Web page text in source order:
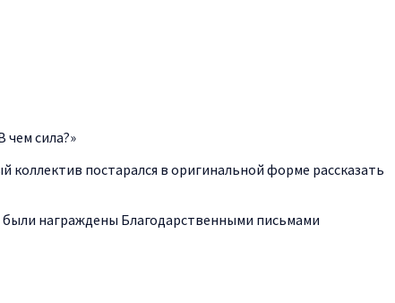
чем сила?»
постарался в оригинальной форме рассказать
были награждены Благодарственными письмами